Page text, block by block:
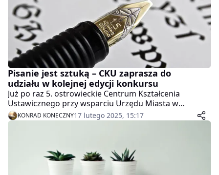
Pisanie jest sztuką – CKU zaprasza do
udziału w kolejnej edycji konkursu
Już po raz 5. ostrowieckie Centrum Kształcenia
Ustawicznego przy wsparciu Urzędu Miasta w
Ostrowcu Świętokrzyskim organizują konkurs pt.
„Pisanie jest sztuką – konkurs na najpiękniejsze
Pawlikowskiej-Jasnorzewskiej i Stefana
Jasnorzewskiego. Więcej poniżej!
KONRAD KONECZNY17 lutego 2025, 15:17